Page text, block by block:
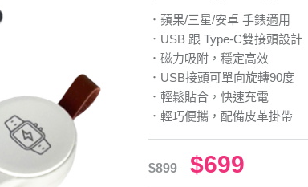
．蘋果/三星/安卓 手錶適用
．USB 跟 Type-C雙接頭設計
．磁力吸附，穩定高效
．USB接頭可單向旋轉90度
．輕鬆貼合，快速充電
．輕巧便攜，配備皮革掛帶
$899 $699